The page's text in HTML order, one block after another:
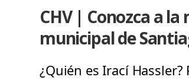
CHV | Conozca a
municipal de
¿Quién es Irací